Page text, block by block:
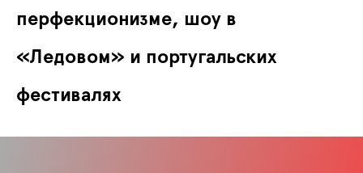
перфекционизме, шоу в
«Ледовом» и португальских
фестивалях